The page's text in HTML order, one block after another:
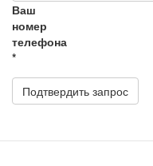
Ваш
номер
телефона
*
Подтвердить запрос